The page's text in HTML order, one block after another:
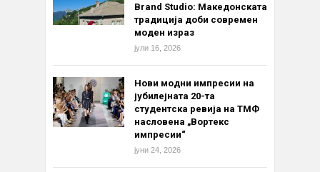
Brand Studio: Македонската
традиција доби современ
моден израз
јули 16, 2026
Нови модни импресии на
јубилејната 20-та
студентска ревија на ТМФ
насловена „Вортекс
импресии“
јуни 24, 2026